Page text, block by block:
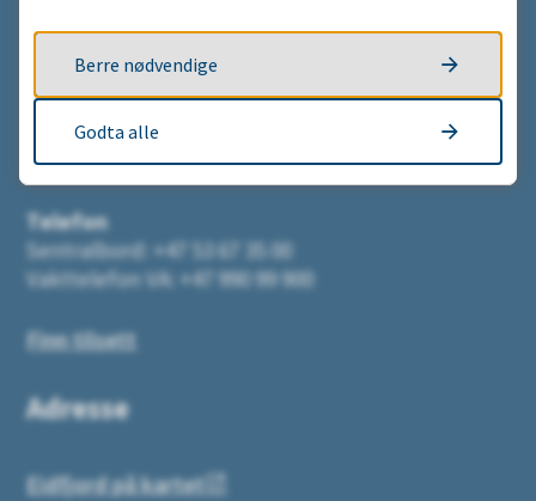
postmottak@eidfjord.kommune.no
heimesida@eidfjord.kommune.no
eDialog - sikker postsending
Telefon
Sentralbord: +47 53 67 35 00
Vakttelefon VA: +47 990 99 900
Finn tilsett
Adresse
Eidfjord på kartet
Berre nødvendige
Godta alle